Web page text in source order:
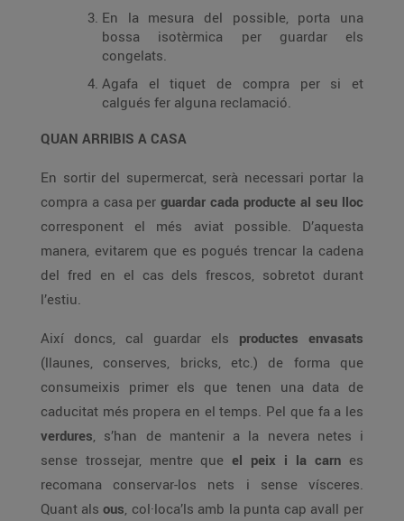
En la mesura del possible, porta una
bossa isotèrmica per guardar els
congelats.
Agafa el tiquet de compra per si et
calgués fer alguna reclamació.
QUAN ARRIBIS A CASA
En sortir del supermercat, serà necessari portar la
compra a casa per guardar cada producte al seu lloc
corresponent el més aviat possible. D’aquesta
manera, evitarem que es pogués trencar la cadena
del fred en el cas dels frescos, sobretot durant
l’estiu.
Així doncs, cal guardar els productes envasats
(llaunes, conserves, bricks, etc.) de forma que
consumeixis primer els que tenen una data de
caducitat més propera en el temps. Pel que fa a les
verdures, s’han de mantenir a la nevera netes i
sense trossejar, mentre que el peix i la carn es
recomana conservar-los nets i sense vísceres.
Quant als ous, col·loca’ls amb la punta cap avall per